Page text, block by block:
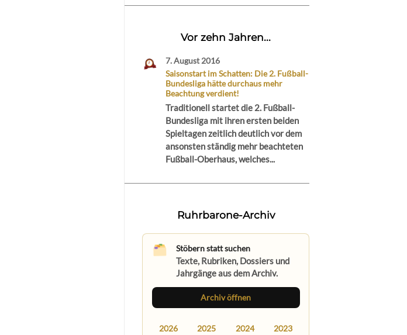
Vor zehn Jahren...
7. August 2016
Saisonstart im Schatten: Die 2. Fußball-
Bundesliga hätte durchaus mehr
Beachtung verdient!
Traditionell startet die 2. Fußball-
Bundesliga mit ihren ersten beiden
Spieltagen zeitlich deutlich vor dem
ansonsten ständig mehr beachteten
Fußball-Oberhaus, welches...
Ruhrbarone-Archiv
Stöbern statt suchen
Texte, Rubriken, Dossiers und
Jahrgänge aus dem Archiv.
Archiv öffnen
2026 2025 2024 2023